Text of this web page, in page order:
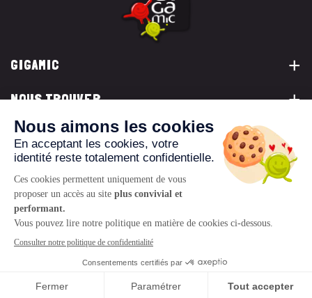
GIGAMIC
NOUS TROUVER
VOUS ÊTES...
NOUS CONTACTER
© 2026 www.gigamic.com
Mentions légales
Politique de confidentialité
Création